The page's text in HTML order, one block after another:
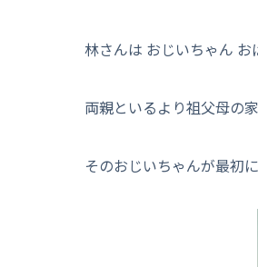
林さんは おじいちゃん
両親といるより祖父母の
そのおじいちゃんが最初